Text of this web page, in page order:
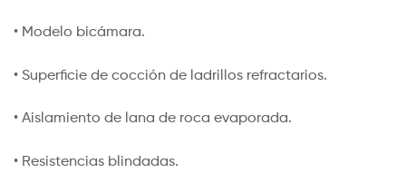
• Modelo bicámara.
• Superficie de cocción de ladrillos refractarios.
• Aislamiento de lana de roca evaporada.
• Resistencias blindadas.